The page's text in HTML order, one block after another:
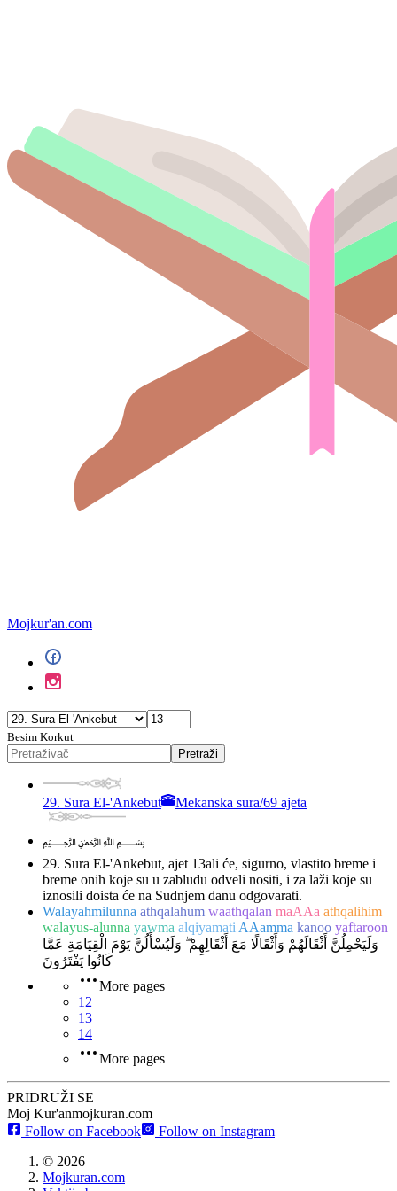
Mojkur'an.com
Besim Korkut
Pretraži
29. Sura El-'Ankebut Mekanska sura/69 ajeta
﷽
29. Sura El-'Ankebut, ajet 13ali će, sigurno, vlastito breme i
breme onih koje su u zabludu odveli nositi, i za laži koje su
iznosili doista će na Sudnjem danu odgovarati.
Walayahmilunna athqalahum waathqalan maAAa athqalihim
walayus-alunna yawma alqiyamati AAamma kanoo yaftaroon
وَلَيَحْمِلُنَّ أَثْقَالَهُمْ وَأَثْقَالًا مَعَ أَثْقَالِهِمْ ۖ وَلَيُسْأَلُنَّ يَوْمَ الْقِيَامَةِ عَمَّا
كَانُوا يَفْتَرُونَ
More pages
12
13
14
More pages
PRIDRUŽI SE
Moj Kur'anmojkuran.com
Follow on Facebook
Follow on Instagram
© 2026
Mojkuran.com